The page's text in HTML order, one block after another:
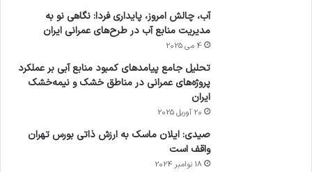
است که ممکن است برای برخی از کارفرمایان
غیرجذاب باشد. علاوه بر این، نداشتن آگاهی کافی
در صنعت و پیچیدگی‌های طراحی و اجرا از دیگر
موانع موجود هستند.
با این حال، رشد روزافزون قوانین و استانداردهای
زیست‌محیطی، حمایت‌های دولتی و آگاهی عمومی
آب، چالش امروز، پایداری فردا: نگاهی نو به
مدیریت منابع آب در طرح‌های عمرانی ایران
4 می 2025
تحلیل جامع پیامدهای کمبود منابع آبی بر عملکرد
پروژه‌های عمرانی در مناطق خشک و نیمه‌خشک
ایران
20 آوریل 2025
صیدی: ایلان ماسک به ارزش ذاتی بورس تهران
واقف است
18 نوامبر 2024